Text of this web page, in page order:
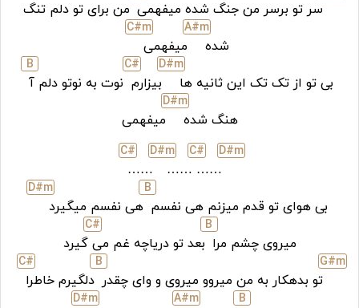
سر تو برسر من جنگ شده میفهمی من برای تو دلم تنگ
شده
A#m
میفهمی
C#m
بی تو از تک تک این ثانیه ها
D#m
بیزارم
C#
نوت به نوتو دلم آ
B
هنگ شده
D#m
میفهمی
D#m
……
C#
……
D#m
……
C#
بی هوای تو قدم میزنم هی نفسم
B
هی نفسم میگیرد
D#m
میروی چشم مرا
B
بعد تو دریاچه غم می
C#
گیرد
G#m
تو بدهکار به من میروو میروی و وای چقدر
B
دلگیرم خاطرا
C#
B
A#m
D#m